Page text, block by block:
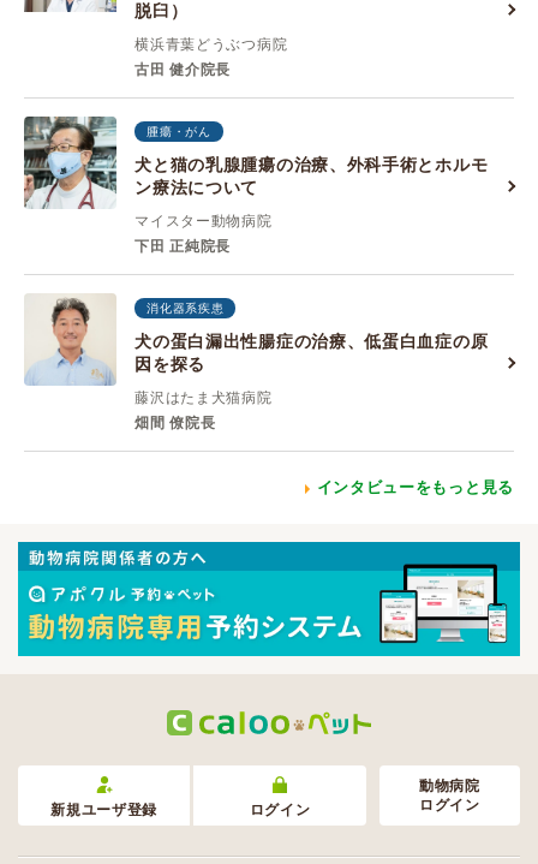
脱臼）
横浜青葉どうぶつ病院
古田 健介院長
腫瘍・がん
犬と猫の乳腺腫瘍の治療、外科手術とホルモ
ン療法について
マイスター動物病院
下田 正純院長
消化器系疾患
犬の蛋白漏出性腸症の治療、低蛋白血症の原
因を探る
藤沢はたま犬猫病院
畑間 僚院長
インタビューをもっと見る
新規ユーザ登録 ログイン
動物病院
ログイン